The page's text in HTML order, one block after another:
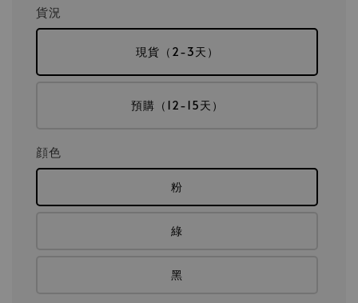
貨況
現貨（2-3天）
預購（12-15天）
顔色
粉
綠
黑